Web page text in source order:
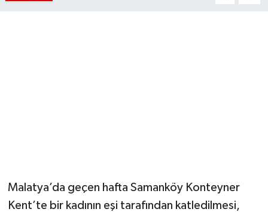
Malatya’da geçen hafta Samanköy Konteyner
Kent’te bir kadının eşi tarafından katledilmesi,